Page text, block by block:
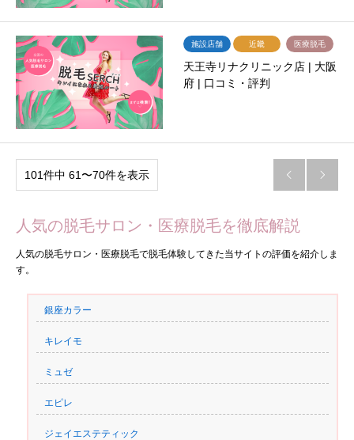
施設店舗 近畿 医療脱毛
天王寺リナクリニック店 | 大阪
府 | 口コミ・評判
101件中 61〜70件を表示  
人気の脱毛サロン・医療脱毛を徹底解説
人気の脱毛サロン・医療脱毛で脱毛体験してきた当サイトの評価を紹介しま
す。
銀座カラー
キレイモ
ミュゼ
エピレ
ジェイエステティック